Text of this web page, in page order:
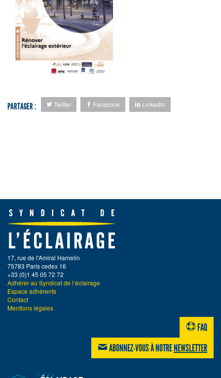
PARTAGER : Twitter Facebook LinkedIn
17, rue de l'Amiral Hamelin
75783 Paris cedex 16
+33 (0)1 45 05 72 72
Adhérer au Syndicat de l’éclairage
Espace adhérents
Contact
Mentions légales
FAQ
ABONNEZ-VOUS À NOTRENEWSLETTER